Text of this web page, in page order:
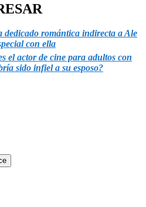
romántica indirecta a Ale
con ella
el actor de cine para adultos con
sido infiel a su esposo?